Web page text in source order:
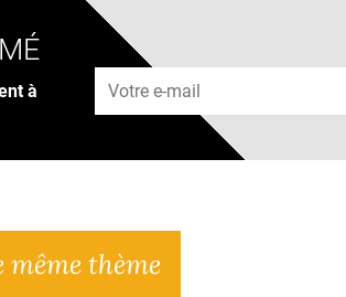
à
Adresse e-mail
thème